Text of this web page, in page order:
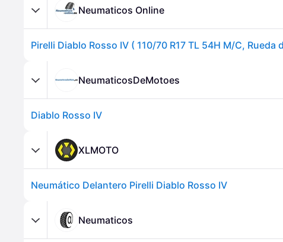
Neumaticos Online
Pirelli Diablo Rosso IV ( 110/70 R17 TL 54H M/C, Rueda
NeumaticosDeMotoes
Diablo Rosso IV
XLMOTO
Neumático Delantero Pirelli Diablo Rosso IV
Neumaticos